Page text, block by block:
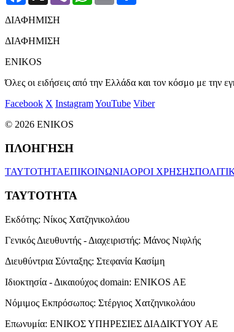
ΔΙΑΦΗΜΙΣΗ
ΔΙΑΦΗΜΙΣΗ
ENIKOS
Όλες οι ειδήσεις από την Ελλάδα και τον κόσμο με την
Facebook X InstagramYouTube Viber
© 2026 ENIKOS
ΠΛΟΗΓΗΣΗ
ΤΑΥΤΟΤΗΤΑΕΠΙΚΟΙΝΩΝΙΑΟΡΟΙ ΧΡΗΣΗΣ
ΤΑΥΤΟΤΗΤΑ
Εκδότης: Νίκος Χατζηνικολάου
Γενικός Διευθυντής - Διαχειριστής: Μάνος Νιφλής
Διευθύντρια Σύνταξης: Στεφανία Κασίμη
Ιδιοκτησία - Δικαιούχος domain: ENIKOS AE
Νόμιμος Εκπρόσωπος: Στέργιος Χατζηνικολάου
Επωνυμία: ΕΝΙΚΟΣ ΥΠΗΡΕΣΙΕΣ ΔΙΑΔΙΚΤΥΟΥ ΑΕ